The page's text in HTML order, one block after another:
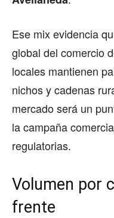
Ese mix evidencia
global del comercio
locales mantienen
nichos y cadenas
mercado será un
la campaña
regulatorias.
Volumen por
frente